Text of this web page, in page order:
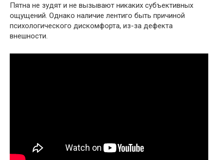
Пятна не зудят и не вызывают никаких субъективных
ощущений. Однако наличие лентиго быть причиной
психологического дискомфорта, из-за дефекта
внешности.